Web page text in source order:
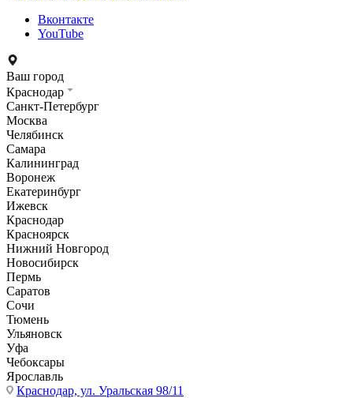
Вконтакте
YouTube
Ваш город
Краснодар
Санкт-Петербург
Москва
Челябинск
Самара
Калининград
Воронеж
Екатеринбург
Ижевск
Краснодар
Красноярск
Нижний Новгород
Новосибирск
Пермь
Саратов
Сочи
Тюмень
Ульяновск
Уфа
Чебоксары
Ярославль
Краснодар, ул. Уральская 98/11